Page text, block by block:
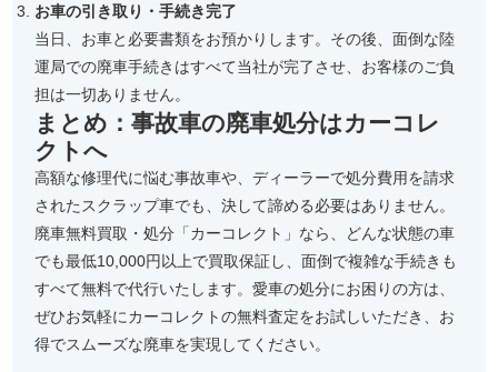
お車の引き取り・手続き完了
当日、お車と必要書類をお預かりします。その後、面倒な陸
運局での廃車手続きはすべて当社が完了させ、お客様のご負
担は一切ありません。
まとめ：事故車の廃車処分はカーコレ
クトへ
高額な修理代に悩む事故車や、ディーラーで処分費用を請求
されたスクラップ車でも、決して諦める必要はありません。
廃車無料買取・処分「カーコレクト」なら、どんな状態の車
でも最低10,000円以上で買取保証し、面倒で複雑な手続きも
すべて無料で代行いたします。愛車の処分にお困りの方は、
ぜひお気軽にカーコレクトの無料査定をお試しいただき、お
得でスムーズな廃車を実現してください。